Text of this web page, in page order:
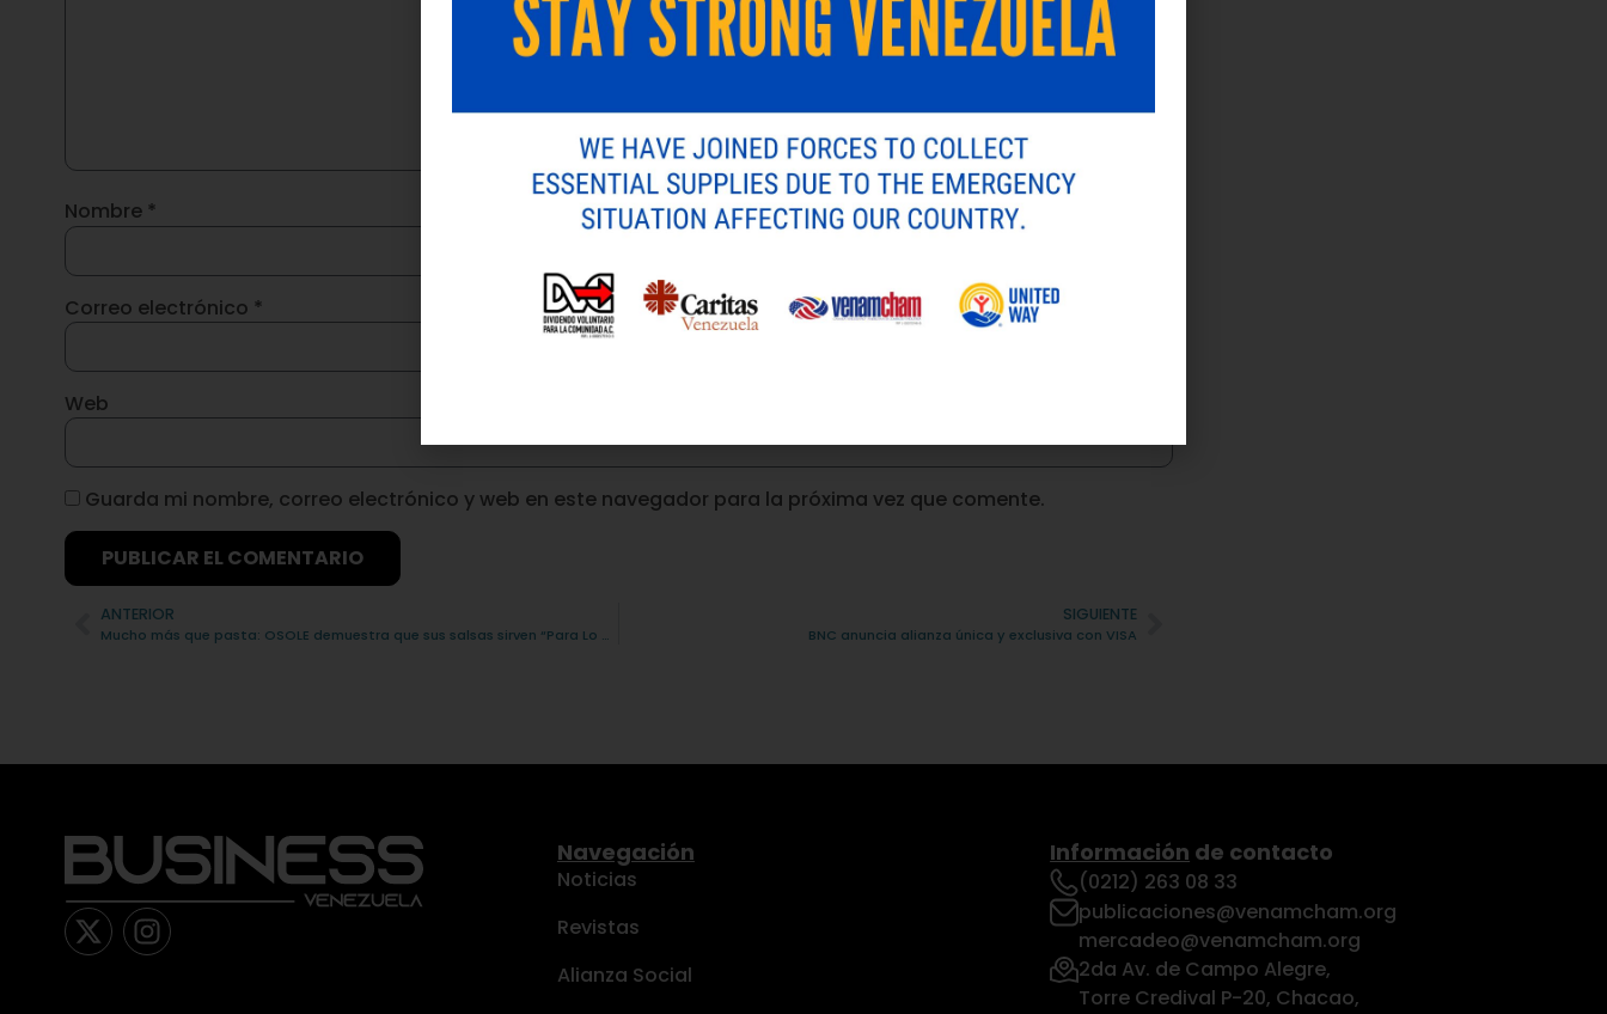
Nombre *
Correo electrónico *
Web
Guarda mi nombre, correo electrónico y web en este navegador para la próxima vez que comente.
Alternative:
ANTERIOR
Mucho más que pasta: OSOLE demuestra que sus salsas sirven “Para Lo Que Sea”
SIGUIENTE
BNC anuncia alianza única y exclusiva con VISA
Navegación
Noticias
Revistas
Alianza Social
Información de contacto
(0212) 263 08 33
publicaciones@venamcham.org
mercadeo@venamcham.org
2da Av. de Campo Alegre,
Torre Credival P-20, Chacao,